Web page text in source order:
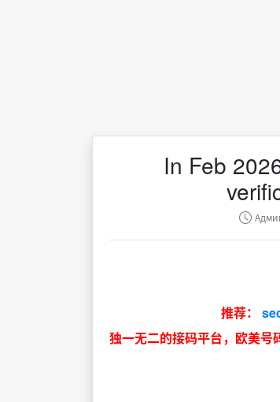
In Feb
推荐：
独一无二的接码平台，欧美号